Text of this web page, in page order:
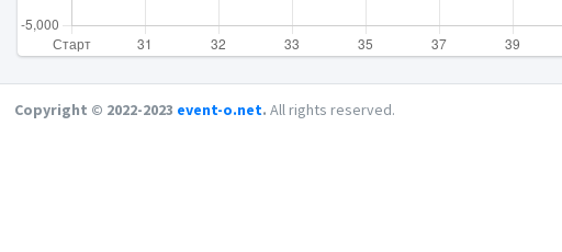
Copyright © 2022-2023 event-o.net. All rights reserved.